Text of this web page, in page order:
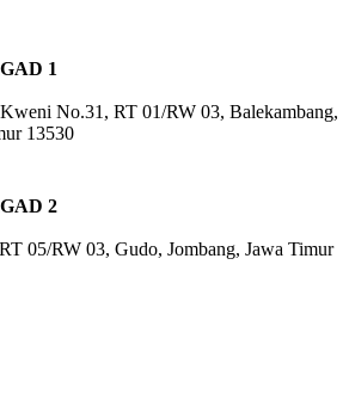
1
No.31, RT 01/RW 03, Balekambang,
13530
2
05/RW 03, Gudo, Jombang, Jawa Timur